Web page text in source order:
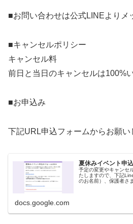
■お問い合わせは公式LINEよりメ
■キャンセルポリシー
キャンセル料
前日と当日のキャンセルは100%
■お申込み
下記URL申込フォームからお願い
夏休みイベント申
予定の変更やキャンセ
たしますので、下記
のお名前）、保護者さ
docs.google.com